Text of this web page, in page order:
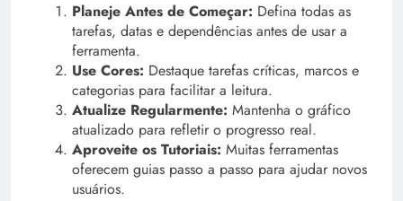
Planeje Antes de Começar: Defina todas as
tarefas, datas e dependências antes de usar a
ferramenta.
Use Cores: Destaque tarefas críticas, marcos e
categorias para facilitar a leitura.
Atualize Regularmente: Mantenha o gráfico
atualizado para refletir o progresso real.
Aproveite os Tutoriais: Muitas ferramentas
oferecem guias passo a passo para ajudar novos
usuários.